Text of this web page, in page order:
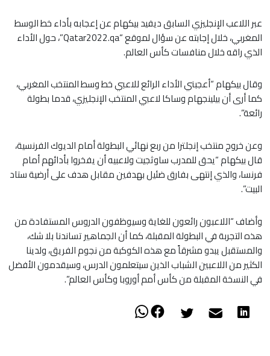
عبر اللاعب الإنجليزي السابق ديفيد بيكهام عن إعجابه بأداء خط الوسط
المغربي، خلال إجابته عن سؤال لموقع “Qatar2022.qa”، حول الأداء
الذي راقه خلال منافسات كأس العالم.
وقال بيكهام “أعجبني الأداء الرائع للاعبي خط وسط المنتخب المغربي،
كما أرى أن بيلينجهام وساكا لاعبي المنتخب الإنجليزي، قدما بطولة
رائعة”.
وعن خروج منتخب إنجلترا من ربع نهائي البطولة أمام الديوك الفرنسية،
قال بيكهام “يحق للمدرب ساوثجيت ولاعبيه أن يفخروا بأدائهم أمام
فرنسا، والذي إنتهى بفارق ضئيل بهدفين مقابل هدف على أرضية ستاد
البيت”.
وأضاف “اللاعبون رائعون للغاية وسيوظفون الدروس المستفادة من
هذه التجربة في البطولة المقبلة، كما أن الجماهير تساندنا بلا شك،
والمستقبل يبدو مشرقاً مع هذه الكوكبة من نجوم الفريق، ولدينا
الكثير من اللاعبين الشباب الذين سيتعلمون الدرس، وسيقدمون الأفضل
في النسخة المقبلة من كأس أمم أوروبا وكأس العالم”.